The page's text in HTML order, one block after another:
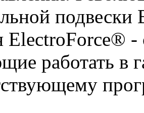
подвески
ElectroForce® -
работать в